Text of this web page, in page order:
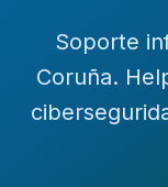
Soporte
Coruña.